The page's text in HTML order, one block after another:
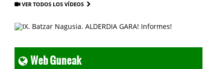
VER TODOS LOS VÍDEOS
Web Guneak